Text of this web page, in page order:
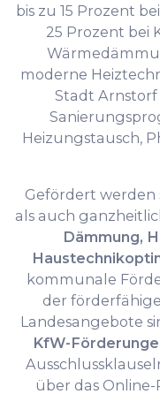
bis zu 15 Prozent
25 Prozent bei
moderne
Stadt
Heizungstausch,
Gefördert werden
als auch
Dämmung,
kommunale
der
Landesangebote
KfW-
über das